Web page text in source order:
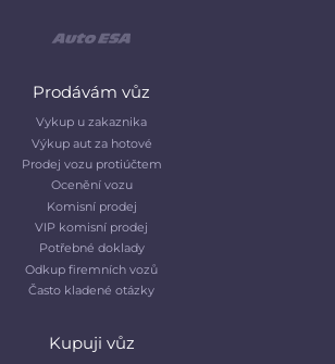
Prodávám vůz
Vykup u zakaznika
Výkup aut za hotové
Prodej vozu protiúčtem
Ocenění vozu
Komisní prodej
VIP komisní prodej
Potřebné doklady
Odkup firemních vozů
Často kladené otázky
Kupuji vůz